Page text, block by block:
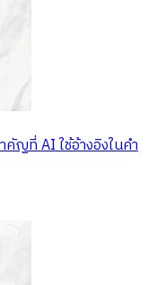
ญที่ AI ใช้อ้างอิงในคำ